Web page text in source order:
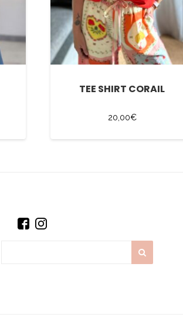
TEE SHIRT CORAIL
20,00€